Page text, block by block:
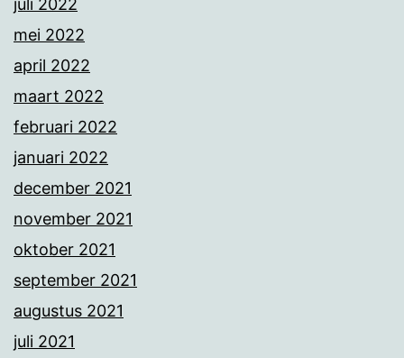
juli 2022
mei 2022
april 2022
maart 2022
februari 2022
januari 2022
december 2021
november 2021
oktober 2021
september 2021
augustus 2021
juli 2021